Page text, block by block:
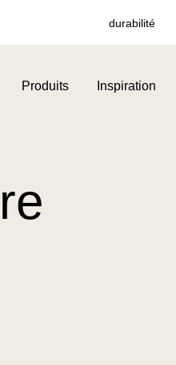
durabilité
Produits Inspiration